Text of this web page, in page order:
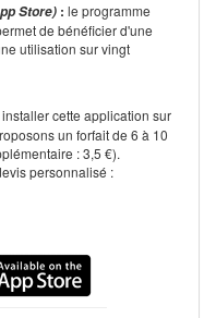
Store) : le programme
de bénéficier d'une
utilisation sur vingt
cette application sur
un forfait de 6 à 10
: 3,5 €).
personnalisé :